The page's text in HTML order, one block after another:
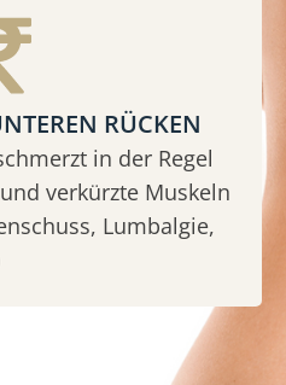
RÜCKEN
in der Regel
verkürzte Muskeln
Lumbalgie,